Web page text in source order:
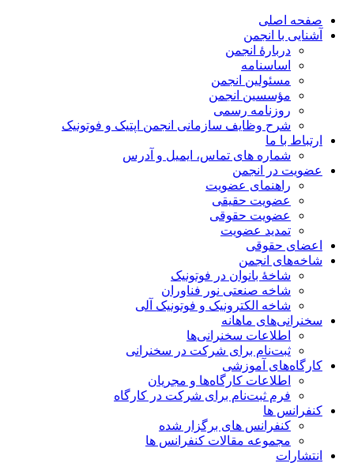
صفحه اصلی
آشنایی با انجمن
دربارۀ انجمن
اساسنامه
مسئولین انجمن
مؤسسین انجمن
روزنامه رسمی
شرح وظایف سازمانی انجمن اپتیک و فوتونیک
ارتباط با ما
شماره های تماس، ایمیل و آدرس
عضویت در انجمن
راهنمای عضویت
عضویت حقیقی
عضویت حقوقی
تمدید عضویت
اعضای حقوقی
شاخه‌های انجمن
شاخۀ بانوان در فوتونیک
شاخه صنعتی نور فناوران
شاخه‌ الکترونیک و فوتونیک آلی
سخنرانی‌های ماهانه
اطلاعات سخنرانی‌‌ها
ثبت‌نام برای شرکت در سخنرانی
کارگاه‌های آموزشی
اطلاعات کارگاه‌ها و مجریان
فرم ثبت‌نام برای شرکت در کارگاه
کنفرانس ها
کنفرانس های برگزار شده
مجموعه مقالات کنفرانس ها
انتشارات